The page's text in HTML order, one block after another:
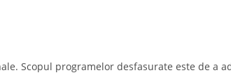
Scopul programelor desfasurate este de a